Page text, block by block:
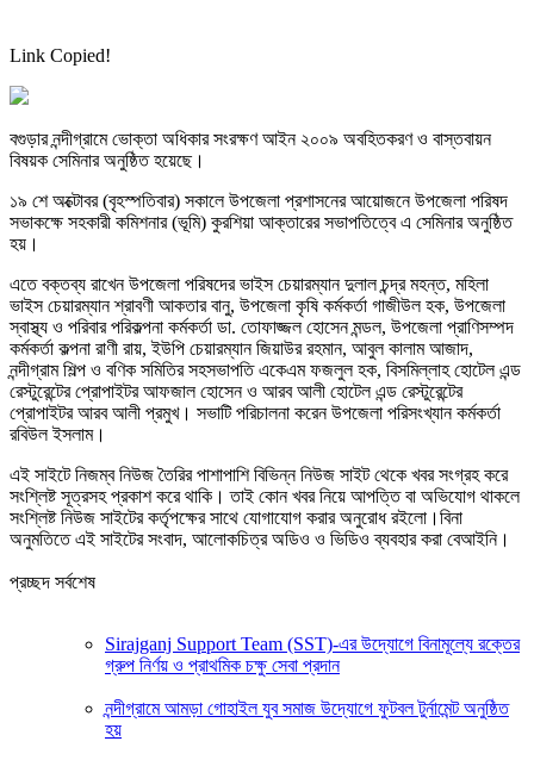
Link Copied!
বগুড়ার নন্দীগ্রামে ভোক্তা অধিকার সংরক্ষণ আইন ২০০৯ অবহিতকরণ ও বাস্তবায়ন
বিষয়ক সেমিনার অনুষ্ঠিত হয়েছে।
১৯ শে অক্টোবর (বৃহস্পতিবার) সকালে উপজেলা প্রশাসনের আয়োজনে উপজেলা পরিষদ
সভাকক্ষে সহকারী কমিশনার (ভূমি) কুরশিয়া আক্তারের সভাপতিত্বে এ সেমিনার অনুষ্ঠিত
হয়।
এতে বক্তব্য রাখেন উপজেলা পরিষদের ভাইস চেয়ারম্যান দুলাল চন্দ্র মহন্ত, মহিলা
ভাইস চেয়ারম্যান শ্রাবণী আকতার বানু, উপজেলা কৃষি কর্মকর্তা গাজীউল হক, উপজেলা
স্বাস্থ্য ও পরিবার পরিকল্পনা কর্মকর্তা ডা. তোফাজ্জল হোসেন মন্ডল, উপজেলা প্রাণিসম্পদ
কর্মকর্তা কল্পনা রাণী রায়, ইউপি চেয়ারম্যান জিয়াউর রহমান, আবুল কালাম আজাদ,
নন্দীগ্রাম শিল্প ও বণিক সমিতির সহসভাপতি একেএম ফজলুল হক, বিসমিল্লাহ হোটেল এন্ড
রেস্টুরেন্টের প্রোপাইটর আফজাল হোসেন ও আরব আলী হোটেল এন্ড রেস্টুরেন্টের
প্রোপাইটর আরব আলী প্রমুখ। সভাটি পরিচালনা করেন উপজেলা পরিসংখ্যান কর্মকর্তা
রবিউল ইসলাম।
এই সাইটে নিজম্ব নিউজ তৈরির পাশাপাশি বিভিন্ন নিউজ সাইট থেকে খবর সংগ্রহ করে
সংশ্লিষ্ট সূত্রসহ প্রকাশ করে থাকি। তাই কোন খবর নিয়ে আপত্তি বা অভিযোগ থাকলে
সংশ্লিষ্ট নিউজ সাইটের কর্তৃপক্ষের সাথে যোগাযোগ করার অনুরোধ রইলো।বিনা
অনুমতিতে এই সাইটের সংবাদ, আলোকচিত্র অডিও ও ভিডিও ব্যবহার করা বেআইনি।
প্রচ্ছদ সর্বশেষ
Sirajganj Support Team (SST)-এর উদ্যোগে বিনামূল্যে রক্তের
গ্রুপ নির্ণয় ও প্রাথমিক চক্ষু সেবা প্রদান
নন্দীগ্রামে আমড়া গোহাইল যুব সমাজ উদ্যোগে ফুটবল টুর্নামেন্ট অনুষ্ঠিত
হয়